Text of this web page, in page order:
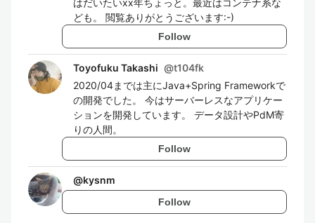
はだいたいxx年ちょっと。最近はコンテナ系な
ども。 閲覧ありがとうございます:-)
Follow
Toyofuku Takashi @t104fk
2020/04までは主にJava+Spring Frameworkで
の開発でした。 今はサーバーレスなアプリケー
ションを開発しています。 データ設計やPdM寄
りの人間。
Follow
@kysnm
Follow